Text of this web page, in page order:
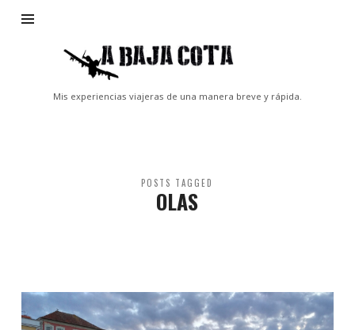
Baja
Cota
Mis experiencias viajeras de una manera breve y rápida.
POSTS TAGGED
OLAS